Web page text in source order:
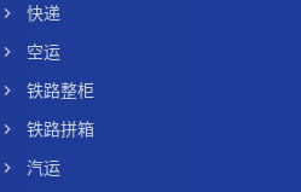
快递
空运
铁路整柜
铁路拼箱
汽运